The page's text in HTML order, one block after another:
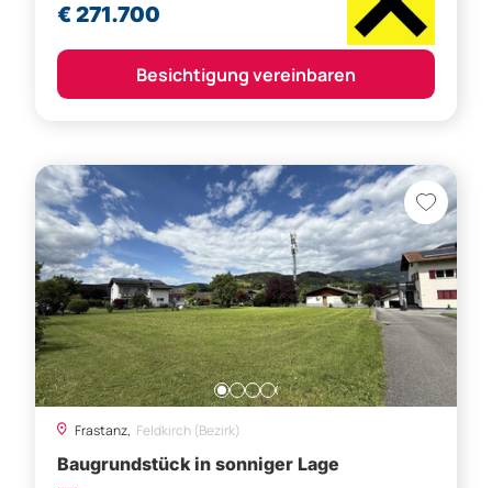
€ 271.700
Besichtigung vereinbaren
Frastanz, Feldkirch (Bezirk)
Baugrundstück in sonniger Lage